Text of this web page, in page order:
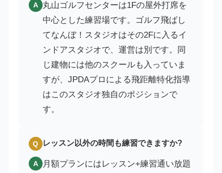
A 丸山ゴルフセンターは1Fの屋外打席を
中心とした練習場です。ゴルフ飛ばし
てなんぼ！スタジオはその2Fに入るイ
ンドアスタジオで、運営は別です。同
じ建物には他のスクールも入っていま
すが、JPDAプロによる飛距離特化指導
はこのスタジオ独自のポジションで
す。
Q レッスン以外の時間も練習できますか?
A 月額プランにはレッスン+練習通い放題